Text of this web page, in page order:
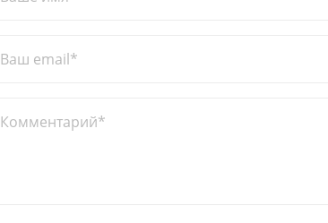
Ваш email*
Комментарий*